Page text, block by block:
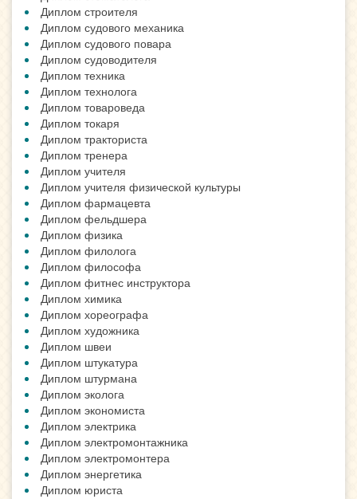
Диплом строителя
Диплом судового механика
Диплом судового повара
Диплом судоводителя
Диплом техника
Диплом технолога
Диплом товароведа
Диплом токаря
Диплом тракториста
Диплом тренера
Диплом учителя
Диплом учителя физической культуры
Диплом фармацевта
Диплом фельдшера
Диплом физика
Диплом филолога
Диплом философа
Диплом фитнес инструктора
Диплом химика
Диплом хореографа
Диплом художника
Диплом швеи
Диплом штукатура
Диплом штурмана
Диплом эколога
Диплом экономиста
Диплом электрика
Диплом электромонтажника
Диплом электромонтера
Диплом энергетика
Диплом юриста